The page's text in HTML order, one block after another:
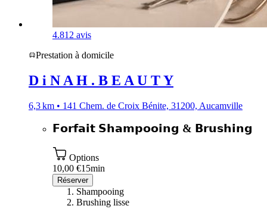
4.812 avis
Prestation à domicile
D i N A H . B E A U T Y
6,3 km • 141 Chem. de Croix Bénite, 31200, Aucamville
𝗙𝗼𝗿𝗳𝗮𝗶𝘁 𝗦𝗵𝗮𝗺𝗽𝗼𝗼𝗶𝗻𝗴 & 𝗕𝗿𝘂𝘀𝗵𝗶𝗻𝗴
Options
10,00 €15min
Réserver
Shampooing
Brushing lisse